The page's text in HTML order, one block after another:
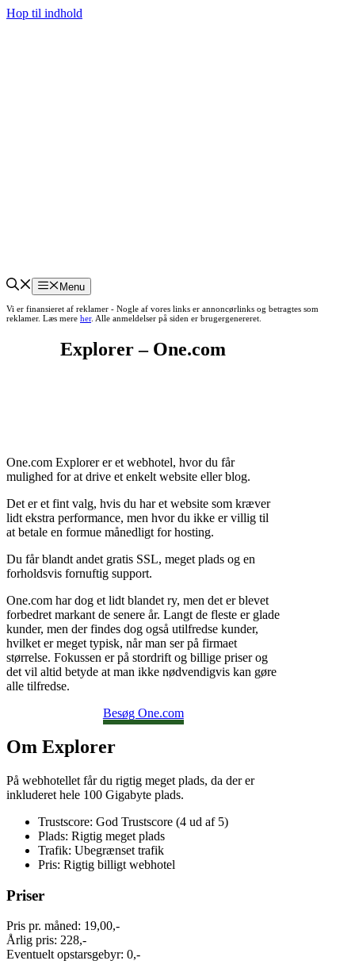
Hop til indhold
Menu
Vi er finansieret af reklamer - Nogle af vores links er annoncørlinks og betragtes som
reklamer. Læs mere her. Alle anmeldelser på siden er brugergenereret.
Explorer – One.com
One.com Explorer er et webhotel, hvor du får
mulighed for at drive et enkelt website eller blog.
Det er et fint valg, hvis du har et website som kræver
lidt ekstra performance, men hvor du ikke er villig til
at betale en formue månedligt for hosting.
Du får blandt andet gratis SSL, meget plads og en
forholdsvis fornuftig support.
One.com har dog et lidt blandet ry, men det er blevet
forbedret markant de senere år. Langt de fleste er glade
kunder, men der findes dog også utilfredse kunder,
hvilket er meget typisk, når man ser på firmaet
størrelse. Fokussen er på stordrift og billige priser og
det vil altid betyde at man ikke nødvendigvis kan gøre
alle tilfredse.
Besøg One.com
Om Explorer
På webhotellet får du rigtig meget plads, da der er
inkluderet hele 100 Gigabyte plads.
Trustscore: God Trustscore (4 ud af 5)
Plads: Rigtig meget plads
Trafik: Ubegrænset trafik
Pris: Rigtig billigt webhotel
Priser
Pris pr. måned: 19,00,-
Årlig pris: 228,-
Eventuelt opstarsgebyr: 0,-